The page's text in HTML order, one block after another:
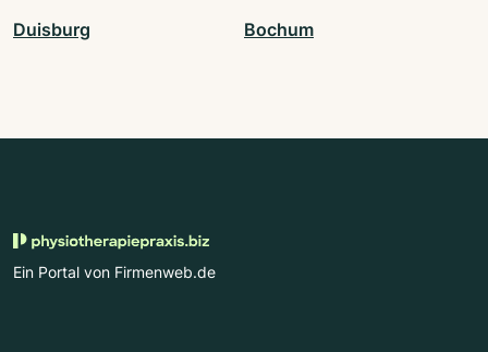
Duisburg Bochum
Ein Portal von Firmenweb.de